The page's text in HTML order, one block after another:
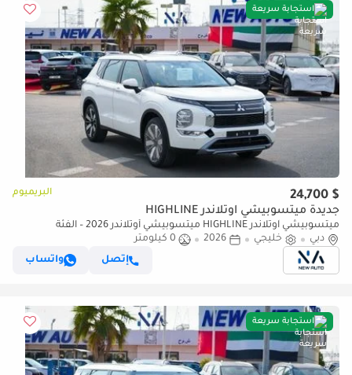
استجابة سريعة
$ 24,700 البريميوم
جديدة ميتسوبيشي آوتلاندر HIGHLINE
ميتسوبيشي آوتلاندر HIGHLINE ميتسوبيشي أوتلاندر 2026 – الفئة
المتوسطة (G05) 2.5 لتر | SUV بسبعة مقاعد | مواصفات الخليج | (للتصدير
فقط)
دبي خليجي 2026
0 كيلومتر
إتصل
واتساب
استجابة سريعة